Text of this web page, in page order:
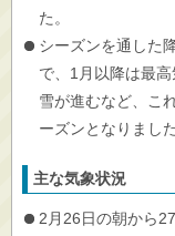
た。
シーズンを通した
で、1月以降は最
雪が進むなど、こ
ーズンとなりました
主な気象状況
2月26日の朝から